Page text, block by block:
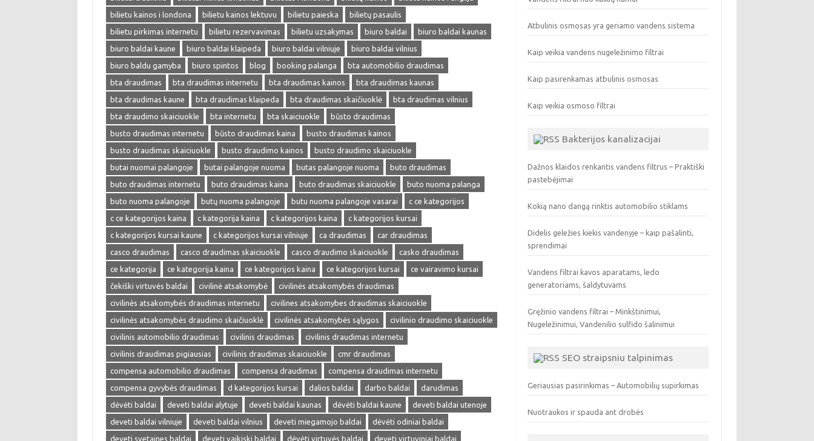
bilietu kainos i londona
bilietu kainos lektuvu bilietu paieska
bilietų pasaulis
bilietu pirkimas internetu
bilietu rezervavimas bilietu uzsakymas biuro baldai
biuro baldai kaunas
biuro baldai kaune
biuro baldai klaipeda biuro baldai vilniuje
biuro baldai vilnius
biuro baldu gamyba
biuro spintos blog booking palanga
bta automobilio draudimas
bta draudimas
bta draudimas internetu bta draudimas kainos
bta draudimas kaunas
bta draudimas kaune
bta draudimas klaipeda bta draudimas skaičiuoklė
bta draudimas vilnius
bta draudimo skaiciuokle
bta internetu bta skaiciuokle
būsto draudimas
busto draudimas internetu
būsto draudimas kaina
busto draudimas kainos
busto draudimas skaiciuokle
busto draudimo kainos
busto draudimo skaiciuokle
butai nuomai palangoje
butai palangoje nuoma butas palangoje nuoma
buto draudimas
buto draudimas internetu
buto draudimas kaina buto draudimas skaiciuokle
buto nuoma palanga
buto nuoma palangoje
butų nuoma palangoje butu nuoma palangoje vasarai
c ce kategorijos
c ce kategorijos kaina
c kategorija kaina c kategorijos kaina
c kategorijos kursai
c kategorijos kursai kaune
c kategorijos kursai vilniuje ca draudimas
car draudimas
casco draudimas
casco draudimas skaiciuokle casco draudimo skaiciuokle
casko draudimas
ce kategorija
ce kategorija kaina ce kategorijos kaina ce kategorijos kursai
ce vairavimo kursai
čekiški virtuvės baldai
civilinė atsakomybė
civilinės atsakomybės draudimas
civilinės atsakomybės draudimas internetu
civilines atsakomybes draudimas skaiciuokle
civilinės atsakomybės draudimo skaičiuoklė
civilinės atsakomybės sąlygos
civilinio draudimo skaiciuokle
civilinis automobilio draudimas
civilinis draudimas
civilinis draudimas internetu
civilinis draudimas pigiausias
civilinis draudimas skaiciuokle
cmr draudimas
compensa automobilio draudimas
compensa draudimas
compensa draudimas internetu
compensa gyvybės draudimas
d kategorijos kursai dalios baldai darbo baldai
darudimas
dėvėti baldai
deveti baldai alytuje deveti baldai kaunas dėvėti baldai kaune
deveti baldai utenoje
deveti baldai vilniuje
deveti baldai vilnius deveti miegamojo baldai
dėvėti odiniai baldai
deveti svetaines baldai
deveti vaikiski baldai dėvėti virtuvės baldai deveti virtuviniai baldai
Atbulinis osmosas yra geriamo vandens sistema
Kaip veikia vandens nugeležinimo filtrai
Kaip pasirenkamas atbulinis osmosas
Kaip veikia osmoso filtrai
Bakterijos kanalizacijai
Dažnos klaidos renkantis vandens filtrus – Praktiški
pastebėjimai
Kokią nano dangą rinktis automobilio stiklams
Didelis geležies kiekis vandenyje – kaip pašalinti,
sprendimai
Vandens filtrai kavos aparatams, ledo
generatoriams, šaldytuvams
Gręžinio vandens filtrai – Minkštinimui,
Nugeležinimui, Vandenilio sulfido šalinimui
SEO straipsniu talpinimas
Geriausias pasirinkimas – Automobilių supirkimas
Nuotraukos ir spauda ant drobės